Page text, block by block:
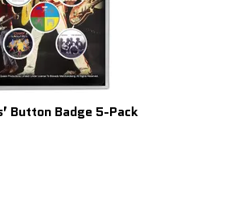
Button Badge 5-Pack